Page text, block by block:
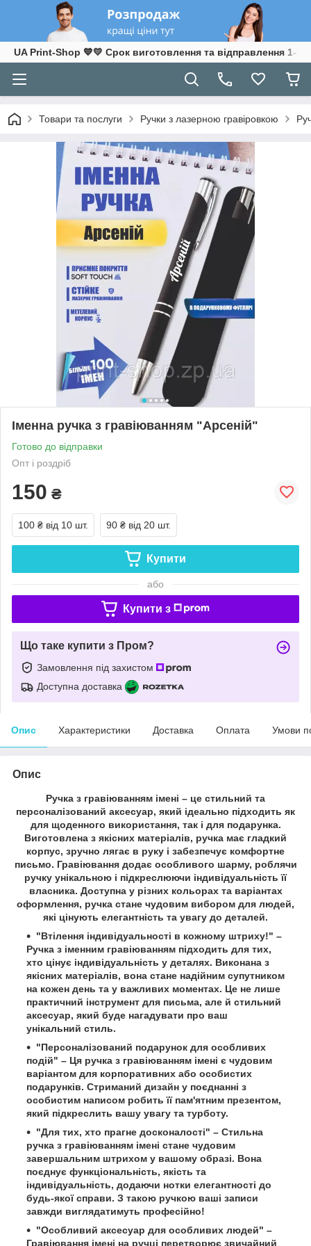
UA Print-Shop ​💙💛 Срок виготовлення та відправлення 1-3
Товари та послуги Ручки з лазерною гравіровкою
Іменна ручка з гравіюванням "Арсеній"
Готово до відправки
Опт і роздріб
150 ₴
100 ₴ від 10 шт. 90 ₴ від 20 шт.
Купити
або
Купити з
Що таке купити з Пром?
Замовлення під захистом
Доступна доставка
Опис Характеристики Доставка Оплата Умови
Опис
Ручка з гравіюванням імені – це стильний та
персоналізований аксесуар, який ідеально підходить як
для щоденного використання, так і для подарунка.
Виготовлена з якісних матеріалів, ручка має гладкий
корпус, зручно лягає в руку і забезпечує комфортне
письмо. Гравіювання додає особливого шарму, роблячи
ручку унікальною і підкреслюючи індивідуальність її
власника. Доступна у різних кольорах та варіантах
оформлення, ручка стане чудовим вибором для людей,
які цінують елегантність та увагу до деталей.
"Втілення індивідуальності в кожному штриху!" –
Ручка з іменним гравіюванням підходить для тих,
хто цінує індивідуальність у деталях. Виконана з
якісних матеріалів, вона стане надійним супутником
на кожен день та у важливих моментах. Це не лише
практичний інструмент для письма, але й стильний
аксесуар, який буде нагадувати про ваш
унікальний стиль.
"Персоналізований подарунок для особливих
подій" – Ця ручка з гравіюванням імені є чудовим
варіантом для корпоративних або особистих
подарунків. Стриманий дизайн у поєднанні з
особистим написом робить її пам'ятним презентом,
який підкреслить вашу увагу та турботу.
"Для тих, хто прагне досконалості" – Стильна
ручка з гравіюванням імені стане чудовим
завершальним штрихом у вашому образі. Вона
поєднує функціональність, якість та
індивідуальність, додаючи нотки елегантності до
будь-якої справи. З такою ручкою ваші записи
завжди виглядатимуть професійно!
"Особливий аксесуар для особливих людей" –
Гравіювання імені на ручці перетворює звичайний